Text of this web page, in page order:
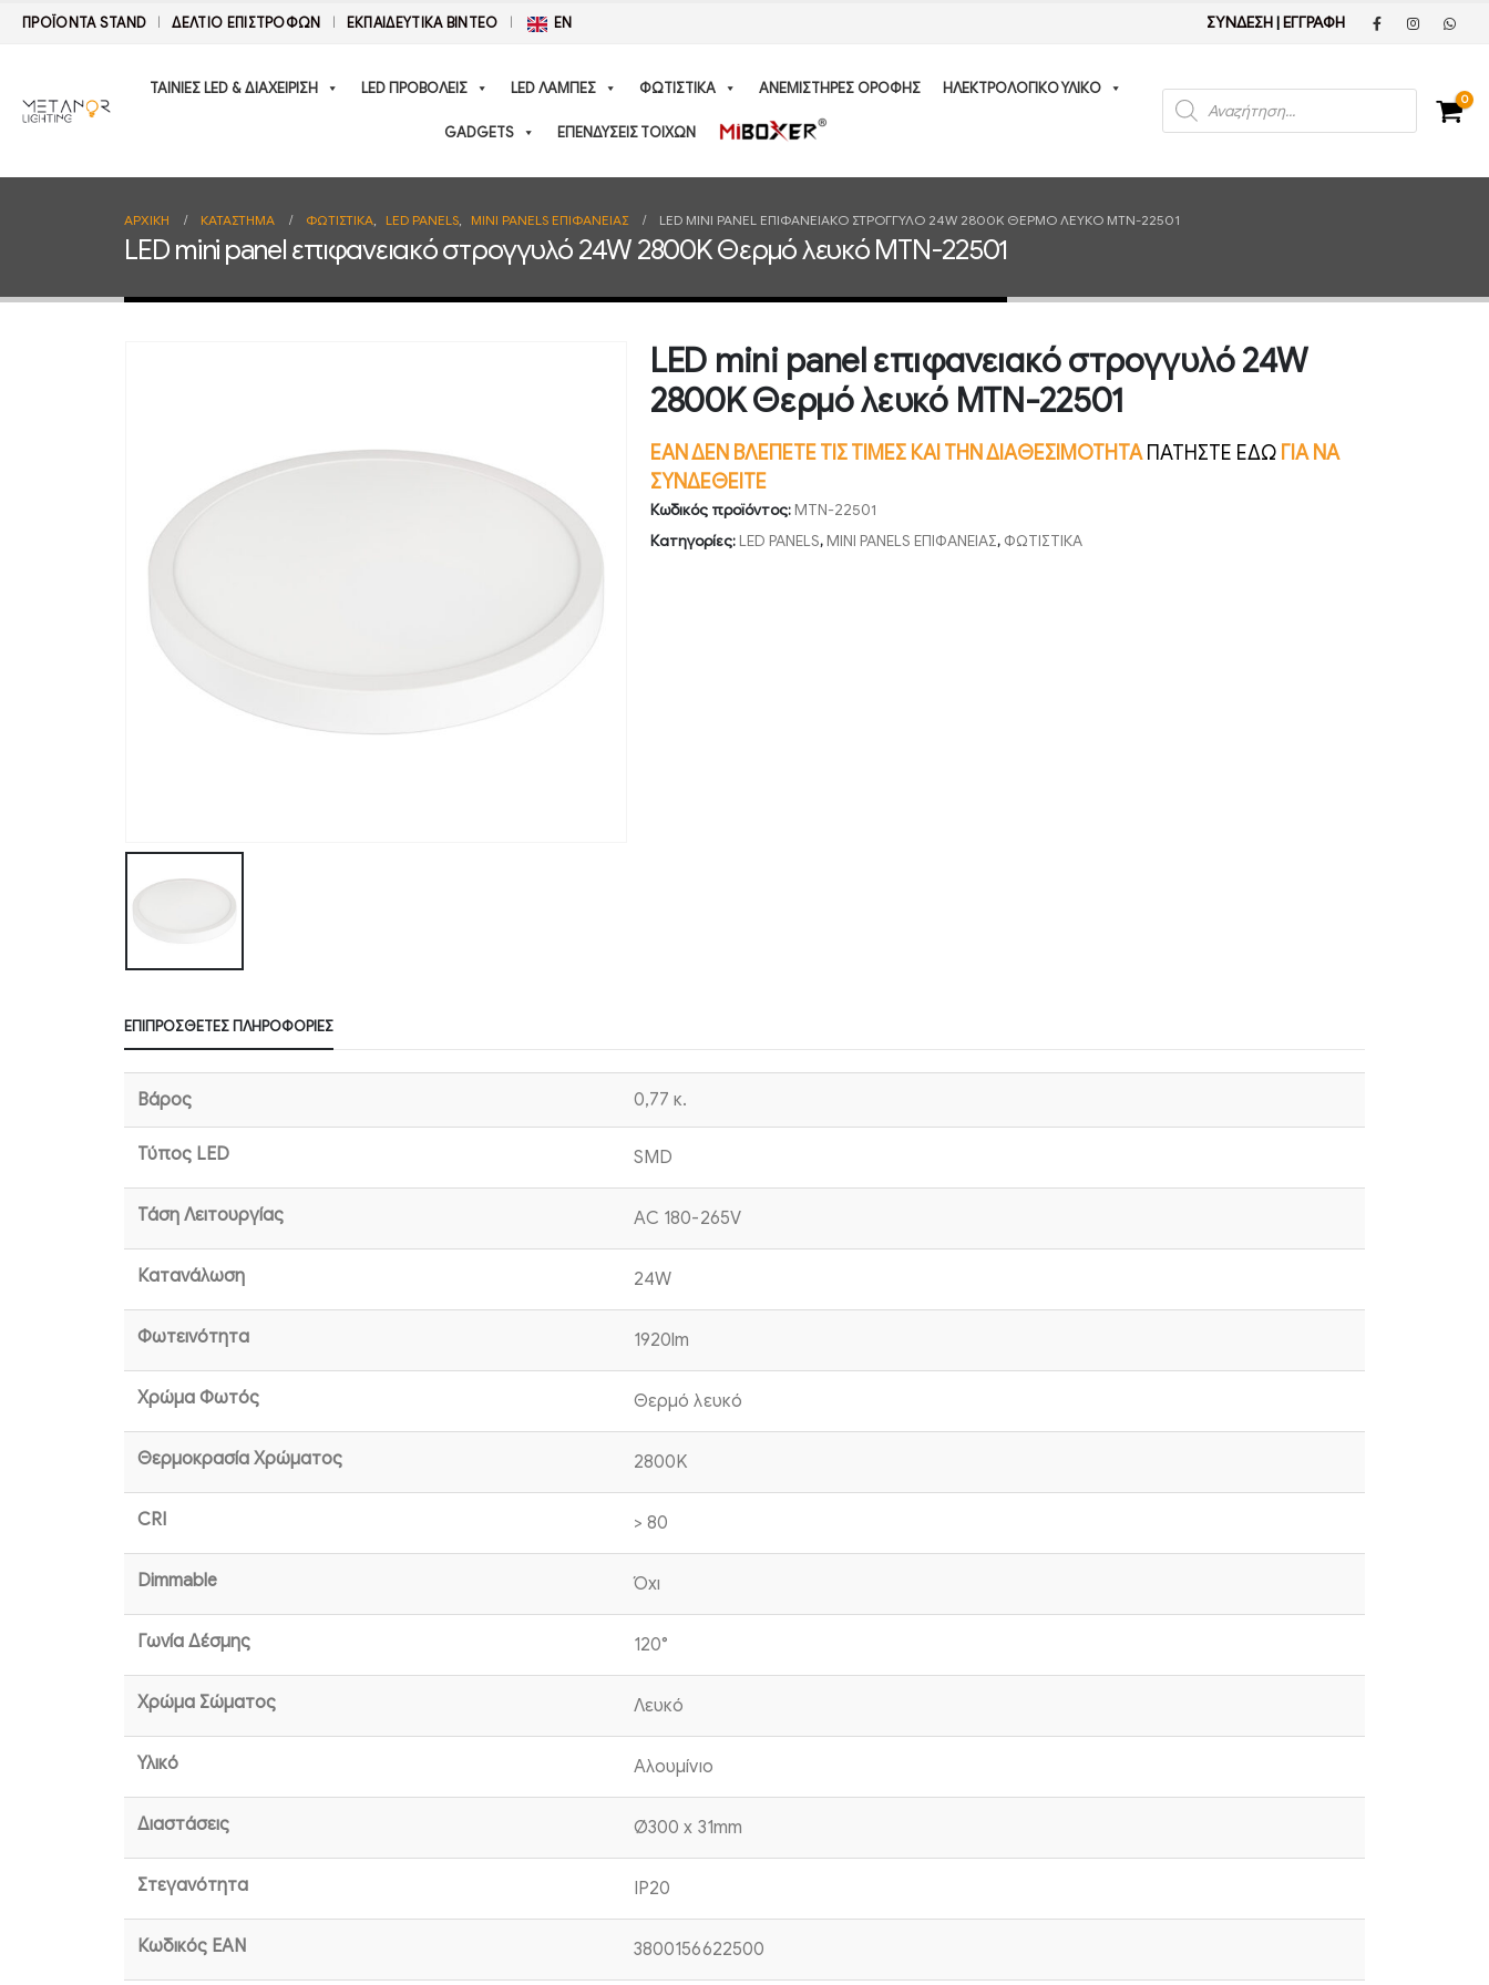
ΠΡΟΪΟΝΤΑ STAND ΔΕΛΤΊΟ ΕΠΙΣΤΡΟΦΏΝ ΕΚΠΑΙΔΕΥΤΙΚΑ ΒΙΝΤΕΟ EN ΣΥΝΔΕΣΗ| ΕΓΓΡΑΦΗ
ΤΑΙΝΙΕΣ LED & ΔΙΑΧΕΙΡΙΣΗ LED ΠΡΟΒΟΛΕΙΣ LED ΛΑΜΠΕΣ ΦΩΤΙΣΤΙΚΑ ΑΝΕΜΙΣΤΗΡΕΣ ΟΡΟΦΗΣ ΗΛΕΚΤΡΟΛΟΓΙΚΟ ΥΛΙΚΟ
GADGETS ΕΠΕΝΔΥΣΕΙΣ ΤΟΙΧΩΝ
Products
search
0
ΑΡΧΙΚΉ ΚΑΤΆΣΤΗΜΑ ΦΩΤΙΣΤΙΚΑ, LED PANELS, MINI PANELS ΕΠΙΦΑΝΕΙΑΣ LED MINI PANEL ΕΠΙΦΑΝΕΙΑΚΌ ΣΤΡΟΓΓΥΛΌ 24W 2800K ΘΕΡΜΌ ΛΕΥΚΌ MTN-22501
LED mini panel επιφανειακό στρογγυλό 24W 2800K Θερμό λευκό MTN-22501
LED mini panel επιφανειακό στρογγυλό 24W
2800K Θερμό λευκό MTN-22501
ΕΑΝ ΔΕΝ ΒΛΕΠΕΤΕ ΤΙΣ ΤΙΜΕΣ ΚΑΙ ΤΗΝ ΔΙΑΘΕΣΙΜΟΤΗΤΑΠΑΤΗΣΤΕ ΕΔΩ ΓΙΑ ΝΑ
ΣΥΝΔΕΘΕΙΤΕ
Κωδικός προϊόντος:MTN-22501
Κατηγορίες:LED PANELS,MINI PANELS ΕΠΙΦΑΝΕΙΑΣ, ΦΩΤΙΣΤΙΚΑ
ΕΠΙΠΡΌΣΘΕΤΕΣ ΠΛΗΡΟΦΟΡΊΕΣ
Βάρος 0,77 κ.
Τύπος LED SMD
Τάση Λειτουργίας AC 180-265V
Κατανάλωση 24W
Φωτεινότητα 1920lm
Χρώμα Φωτός Θερμό λευκό
Θερμοκρασία Χρώματος 2800K
CRI > 80
Dimmable Όχι
Γωνία Δέσμης 120°
Χρώμα Σώματος Λευκό
Υλικό Αλουμίνιο
Διαστάσεις Ø300 x 31mm
Στεγανότητα IP20
Κωδικός EAN 3800156622500